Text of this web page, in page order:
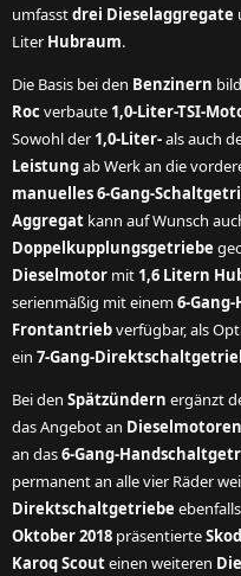
umfasstdrei Dieselaggregate
Liter Hubraum.
Die Basis bei den Benzinern
Rocverbaute 1,0-Liter-TSI-
Sowohl der 1,0-Liter-als auch
Leistungab Werk an die
manuelles 6-Gang-
Aggregat kann auf Wunsch
Doppelkupplungsgetriebe
Dieselmotor mit 1,6 Litern
serienmäßig mit einem6-
Frontantriebverfügbar, als
ein 7-Gang-
Bei den Spätzündern ergänzt
das Angebot an Dieselmotoren
an das6-Gang-
permanent an alle vier Räder
Direktschaltgetriebe
Oktober 2018 präsentierte
Karoq Scouteinen weiteren